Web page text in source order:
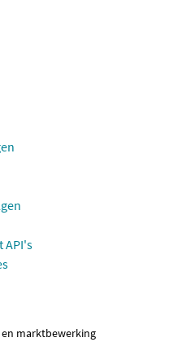
API's
marktbewerking